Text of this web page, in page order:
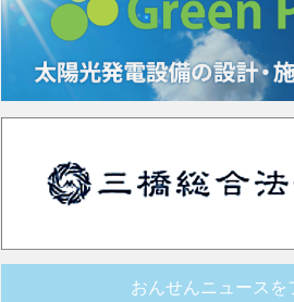
おんせんニュースを